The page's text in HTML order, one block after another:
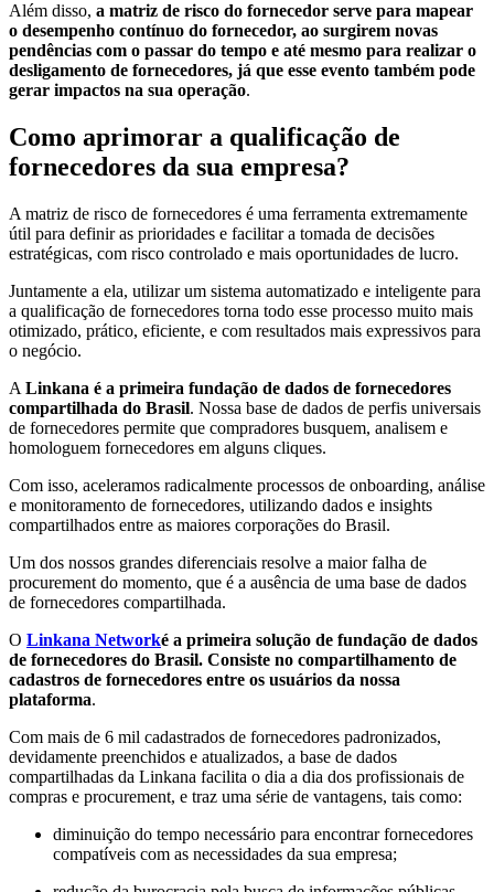
Além disso, a matriz de risco do fornecedor serve para mapear
o desempenho contínuo do fornecedor, ao surgirem novas
pendências com o passar do tempo e até mesmo para realizar o
desligamento de fornecedores, já que esse evento também pode
gerar impactos na sua operação.
Como aprimorar a qualificação de
fornecedores da sua empresa?
A matriz de risco de fornecedores é uma ferramenta extremamente
útil para definir as prioridades e facilitar a tomada de decisões
estratégicas, com risco controlado e mais oportunidades de lucro.
Juntamente a ela, utilizar um sistema automatizado e inteligente para
a qualificação de fornecedores torna todo esse processo muito mais
otimizado, prático, eficiente, e com resultados mais expressivos para
o negócio.
A Linkana é a primeira fundação de dados de fornecedores
compartilhada do Brasil. Nossa base de dados de perfis universais
de fornecedores permite que compradores busquem, analisem e
homologuem fornecedores em alguns cliques.
Com isso, aceleramos radicalmente processos de onboarding, análise
e monitoramento de fornecedores, utilizando dados e insights
compartilhados entre as maiores corporações do Brasil.
Um dos nossos grandes diferenciais resolve a maior falha de
procurement do momento, que é a ausência de uma base de dados
de fornecedores compartilhada.
O Linkana Networké a primeira solução de fundação de dados
de fornecedores do Brasil. Consiste no compartilhamento de
cadastros de fornecedores entre os usuários da nossa
plataforma.
Com mais de 6 mil cadastrados de fornecedores padronizados,
devidamente preenchidos e atualizados, a base de dados
compartilhadas da Linkana facilita o dia a dia dos profissionais de
compras e procurement, e traz uma série de vantagens, tais como:
diminuição do tempo necessário para encontrar fornecedores
compatíveis com as necessidades da sua empresa;